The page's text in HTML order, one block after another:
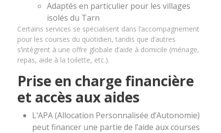
Adaptés en particulier pour les villages
isolés du Tarn
Certains services se spécialisent dans l’accompagnement
pour les courses du quotidien, tandis que d’autres
s’intègrent à une offre globale d’aide à domicile (ménage,
repas, aide à la toilette, etc.).
Prise en charge financière
et accès aux aides
L’APA (Allocation Personnalisée d’Autonomie)
peut financer une partie de l’aide aux courses